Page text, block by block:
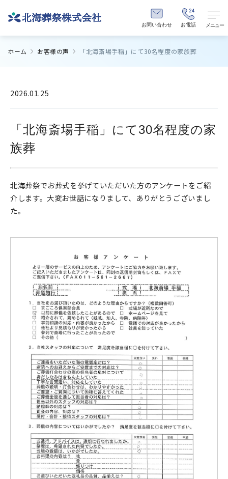
お問い合わせ お電話 メニュー
ホーム お客様の声 「北海斎場手稲」にて30名程度の家族葬
2026.01.25
「北海斎場手稲」にて30名程度の家
族葬
北海葬祭でお葬式を挙げていただいた方のアンケートをご紹
介します。大変お世話になりまして、ありがとうございまし
た。